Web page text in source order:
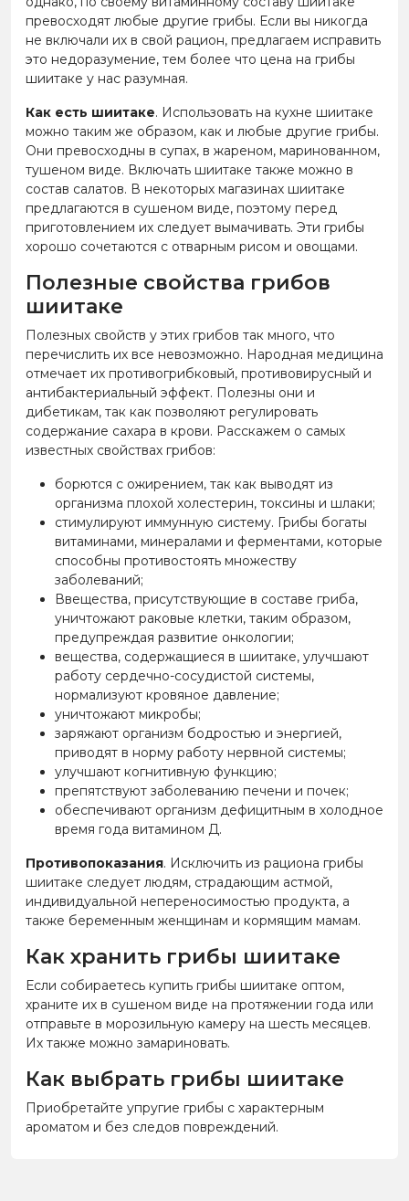
превосходят любые другие грибы. Если вы никогда
не включали их в свой рацион, предлагаем исправить
это недоразумение, тем более что цена на грибы
шиитаке у нас разумная.
Как есть шиитаке. Использовать на кухне шиитаке
можно таким же образом, как и любые другие грибы.
Они превосходны в супах, в жареном, маринованном,
тушеном виде. Включать шиитаке также можно в
состав салатов. В некоторых магазинах шиитаке
предлагаются в сушеном виде, поэтому перед
приготовлением их следует вымачивать. Эти грибы
хорошо сочетаются с отварным рисом и овощами.
Полезные свойства грибов
шиитаке
Полезных свойств у этих грибов так много, что
перечислить их все невозможно. Народная медицина
отмечает их противогрибковый, противовирусный и
антибактериальный эффект. Полезны они и
дибетикам, так как позволяют регулировать
содержание сахара в крови. Расскажем о самых
известных свойствах грибов:
борются с ожирением, так как выводят из
организма плохой холестерин, токсины и шлаки;
стимулируют иммунную систему. Грибы богаты
витаминами, минералами и ферментами, которые
способны противостоять множеству
заболеваний;
Ввещества, присутствующие в составе гриба,
уничтожают раковые клетки, таким образом,
предупреждая развитие онкологии;
вещества, содержащиеся в шиитаке, улучшают
работу сердечно-сосудистой системы,
нормализуют кровяное давление;
уничтожают микробы;
заряжают организм бодростью и энергией,
приводят в норму работу нервной системы;
улучшают когнитивную функцию;
препятствуют заболеванию печени и почек;
обеспечивают организм дефицитным в холодное
время года витамином Д.
Противопоказания. Исключить из рациона грибы
шиитаке следует людям, страдающим астмой,
индивидуальной непереносимостью продукта, а
также беременным женщинам и кормящим мамам.
Как хранить грибы шиитаке
Если собираетесь купить грибы шиитаке оптом,
храните их в сушеном виде на протяжении года или
отправьте в морозильную камеру на шесть месяцев.
Их также можно замариновать.
Как выбрать грибы шиитаке
Приобретайте упругие грибы с характерным
ароматом и без следов повреждений.